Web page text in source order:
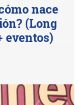
nace
(Long
eventos)